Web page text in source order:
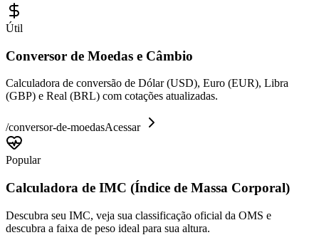
Útil
Conversor de Moedas e Câmbio
Calculadora de conversão de Dólar (USD), Euro (EUR), Libra
(GBP) e Real (BRL) com cotações atualizadas.
/conversor-de-moedasAcessar
Popular
Calculadora de IMC (Índice de Massa Corporal)
Descubra seu IMC, veja sua classificação oficial da OMS e
descubra a faixa de peso ideal para sua altura.